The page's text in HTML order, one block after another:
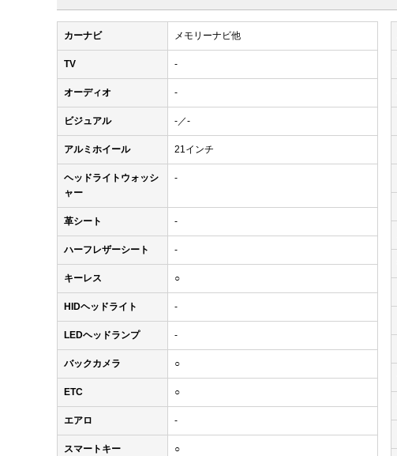
カーナビ メモリーナビ他
TV -
オーディオ -
ビジュアル -／-
アルミホイール 21インチ
ヘッドライトウォッシ
ャー
-
革シート -
ハーフレザーシート -
キーレス ○
HIDヘッドライト -
LEDヘッドランプ -
バックカメラ ○
ETC ○
エアロ -
スマートキー ○